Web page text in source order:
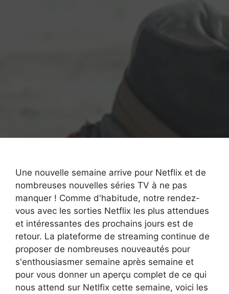
Une nouvelle semaine arrive pour Netflix et de
nombreuses nouvelles séries TV à ne pas
manquer ! Comme d'habitude, notre rendez-
vous avec les sorties Netflix les plus attendues
et intéressantes des prochains jours est de
retour. La plateforme de streaming continue de
proposer de nombreuses nouveautés pour
s'enthousiasmer semaine après semaine et
pour vous donner un aperçu complet de ce qui
nous attend sur Netlfix cette semaine, voici les